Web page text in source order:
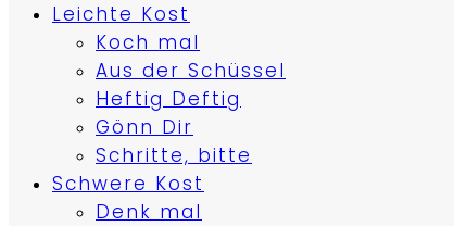
Leichte Kost
Koch mal
Aus der Schüssel
Heftig Deftig
Gönn Dir
Schritte, bitte
Schwere Kost
Denk mal